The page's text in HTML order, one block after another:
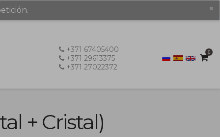
×
+371 67405400
+371 29613375
+371 27022372
0
+ Cristal)